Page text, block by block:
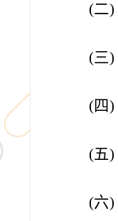
(二)
(三)
(四)
(五)
(六)